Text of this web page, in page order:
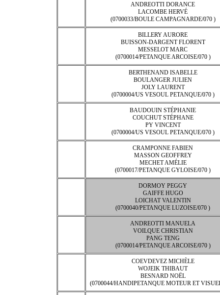
ANDREOTTI DORANCE
LACOMBE HERVÉ
(0700033/BOULE CAMPAGNARDE/070 )
BILLERY AURORE
BUISSON-DARGENT FLORENT
MESSELOT MARC
(0700014/PETANQUE ARCOISE/070 )
BERTHENAND ISABELLE
BOULANGER JULIEN
JOLY LAURENT
(0700004/US VESOUL PETANQUE/070 )
BAUDOUIN STÉPHANIE
COUCHUT STÉPHANE
PY VINCENT
(0700004/US VESOUL PETANQUE/070 )
CRAMPONNE FABIEN
MASSON GEOFFREY
MECHET AMÉLIE
(0700017/PETANQUE GYLOISE/070 )
DORMOY PEGGY
GAIFFE HUGO
LOICHAT VALENTIN
(0700040/PETANQUE LUZOISE/070 )
ANDREOTTI MANUELA
VOILQUE CHRISTIAN
PANG TENG
(0700014/PETANQUE ARCOISE/070 )
COEVDEVEZ MICHÈLE
WOJEIK THIBAUT
BESNARD NOËL
(0700044/HANDIPETANQUE MOTEUR ET